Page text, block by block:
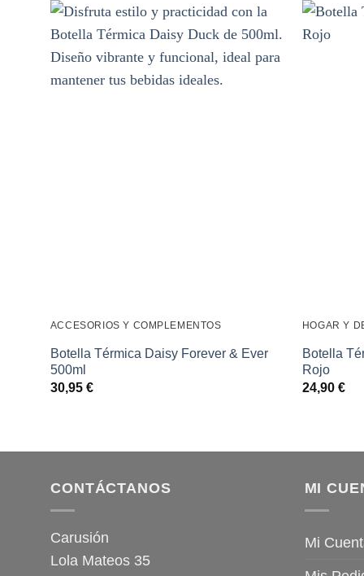
Añadir
a la
ACCESORIOS Y COMPLEMENTOS
Botella Térmica Daisy Forever & Ever
500ml
30,95 €
HOGAR Y
Botella
Rojo
24,90 €
CONTÁCTANOS
Carusión
Lola Mateos 35
MI
Mi